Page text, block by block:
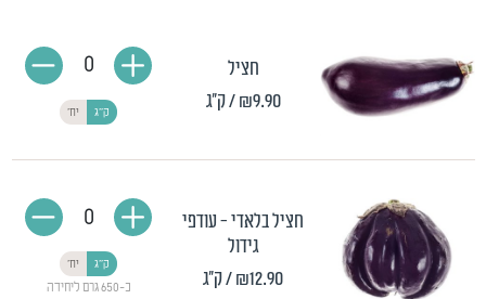
חציל
₪9.90 / ק"ג ק"ג יח'
0
חציל בלאדי - עודפי
גידול
₪12.90/ ק"ג כ-650 גרם ליחידה
ק"ג יח'
0